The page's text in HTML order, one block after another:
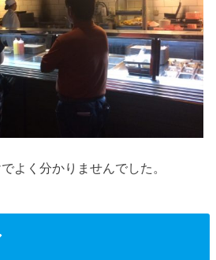
よく分かりませんでした。